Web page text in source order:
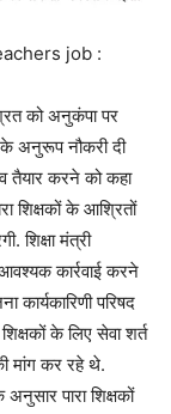
job :
को अनुकंपा पर
के अनुरूप नौकरी दी
तैयार करने को कहा
शिक्षकों के आश्रितों
शिक्षा मंत्री
कार्रवाई करने
कार्यकारिणी परिषद
के लिए सेवा शर्त
मांग कर रहे थे.
पारा शिक्षकों